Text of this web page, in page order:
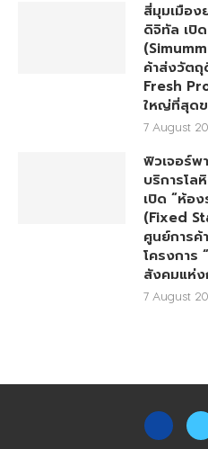
สี่มุมเมือง
ดิจิทัล เปิ
ค้าส่งวัตถุ
Fresh
ใหญ่ที่สุดข
7 August
ฟิวเจอร์พ
บริการโล
เปิด “ห้อ
(Fixed
ศูนย์การค้
โครงการ
สังคมแห่ง
7 August